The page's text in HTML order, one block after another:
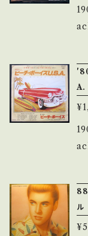
■
に
ach Boys
S0 ●状態：ジャケ/盤：B/B (国
D WAX 【状
態
知
A.
ach Boys
盤) * 【状態説明の見方】
態
88
ル